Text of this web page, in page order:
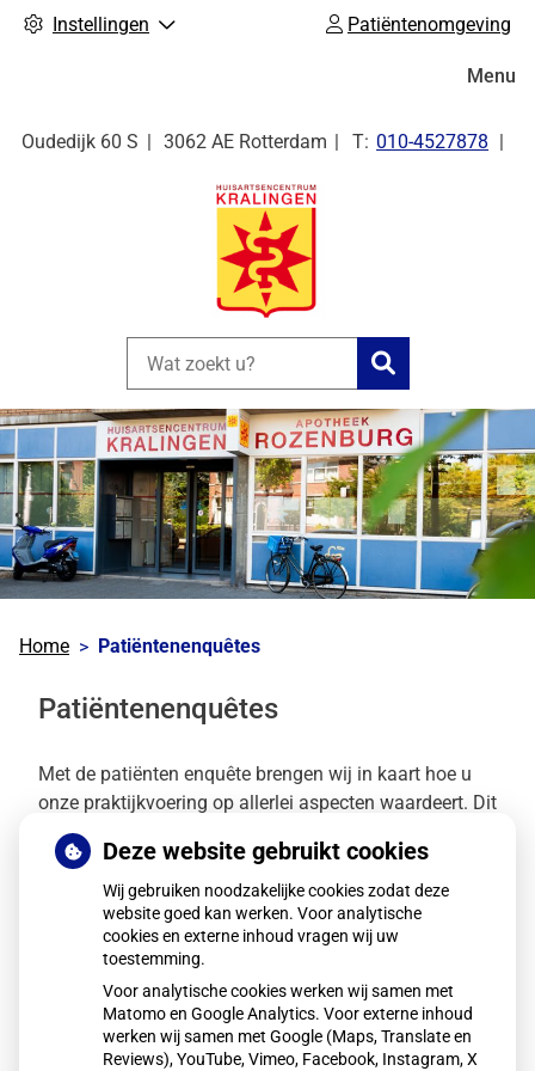
Instellingen Patiëntenomgeving
Oudedijk 60 S 3062 AE Rotterdam Tel:
010-4527878
Zoeken
Menu
Home Patiëntenenquêtes
Patiëntenenquêtes
Met de patiënten enquête brengen wij in kaart hoe u
onze praktijkvoering op allerlei aspecten waardeert. Dit
helpt ons te analyseren waar u tevreden over bent, en
op welke punten wij als praktijk ons verder/ beter
kunnen ontwikkelen om aan de patiëntverwachtingen
te voldoen.
T. J. Schenk
L. Platenkamp
A. Raghoenath
Deze website gebruikt cookies
Wij gebruiken noodzakelijke cookies zodat deze
website goed kan werken. Voor analytische
cookies en externe inhoud vragen wij uw
toestemming.
Voor analytische cookies werken wij samen met
Matomo en Google Analytics. Voor externe inhoud
werken wij samen met Google (Maps, Translate en
Reviews), YouTube, Vimeo, Facebook, Instagram, X